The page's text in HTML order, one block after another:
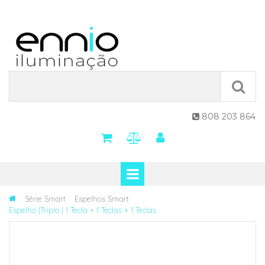
 808 203 864
Série Smart
Espelhos Smart
Espelho |Triplo | 1 Tecla + 1 Teclas + 1 Teclas